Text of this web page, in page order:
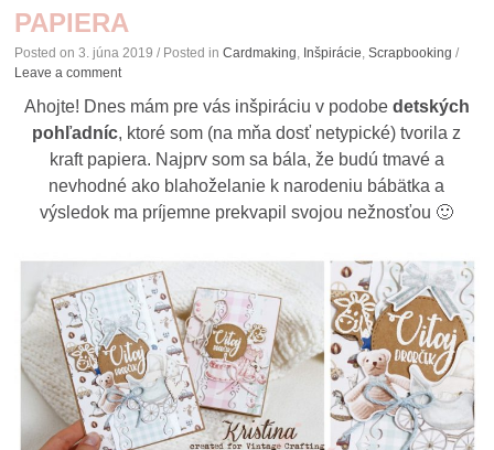
PAPIERA
Posted on3. júna 2019 / Posted inCardmaking, Inšpirácie,Scrapbooking /
Leave a comment
Ahojte! Dnes mám pre vás inšpiráciu v podobe detských
pohľadníc, ktoré som (na mňa dosť netypické) tvorila z
kraft papiera. Najprv som sa bála, že budú tmavé a
nevhodné ako blahoželanie k narodeniu bábätka a
výsledok ma príjemne prekvapil svojou nežnosťou 🙂